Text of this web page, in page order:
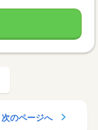
次のページへ